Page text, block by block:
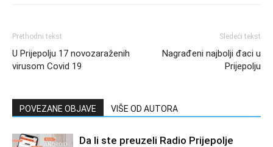
Prethodni tekst
U Prijepolju 17 novozaraženih
virusom Covid 19
Sledeći tekst
Nagrađeni najbolji đaci u
Prijepolju
POVEZANE OBJAVE VIŠE OD AUTORA
Da li ste preuzeli Radio Prijepolje